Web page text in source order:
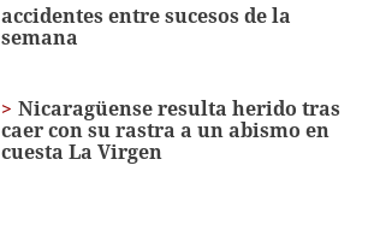
accidentes entre sucesos de la
semana
Nicaragüense resulta herido tras
caer con su rastra a un abismo en
cuesta La Virgen